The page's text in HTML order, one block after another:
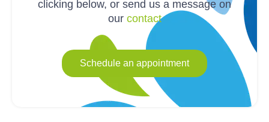
clicking below, or send us a message on
our contact
Schedule an appointment